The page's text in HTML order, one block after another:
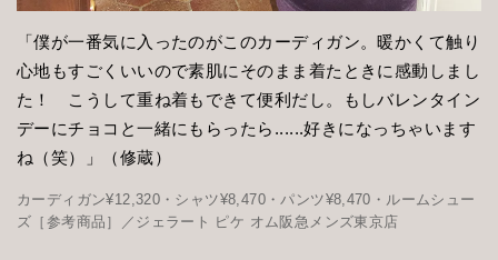
「僕が一番気に入ったのがこのカーディガン。暖かくて触り
心地もすごくいいので素肌にそのまま着たときに感動しまし
た！ こうして重ね着もできて便利だし。もしバレンタイン
デーにチョコと一緒にもらったら......好きになっちゃいます
ね（笑）」（修蔵）
カーディガン¥12,320・シャツ¥8,470・パンツ¥8,470・ルームシュー
ズ［参考商品］／ジェラート ピケ オム阪急メンズ東京店